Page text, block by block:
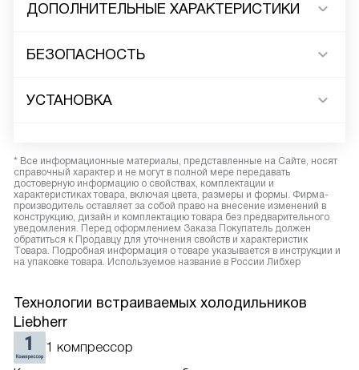
ДОПОЛНИТЕЛЬНЫЕ ХАРАКТЕРИСТИКИ
БЕЗОПАСНОСТЬ
УСТАНОВКА
* Все информационные материалы, представленные на Сайте, носят
справочный характер и не могут в полной мере передавать
достоверную информацию о свойствах, комплектации и
характеристиках товара, включая цвета, размеры и формы. Фирма-
производитель оставляет за собой право на внесение изменений в
конструкцию, дизайн и комплектацию товара без предварительного
уведомления. Перед оформлением Заказа Покупатель должен
обратиться к Продавцу для уточнения свойств и характеристик
Товара. Подробная информация о товаре указывается в инструкции и
на упаковке товара. Используемое название в России Либхер
Технологии встраиваемых холодильников
Liebherr
1 компрессор